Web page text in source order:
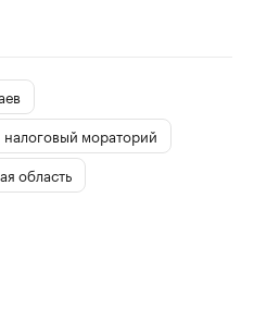
налоговый мораторий
область